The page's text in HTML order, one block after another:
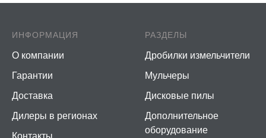
ИНФОРМАЦИЯ
О компании
Гарантии
Доставка
Дилеры в регионах
РАЗДЕЛЫ
Дробилки измельчители
Мульчеры
Дисковые пилы
Дополнительное
оборудование